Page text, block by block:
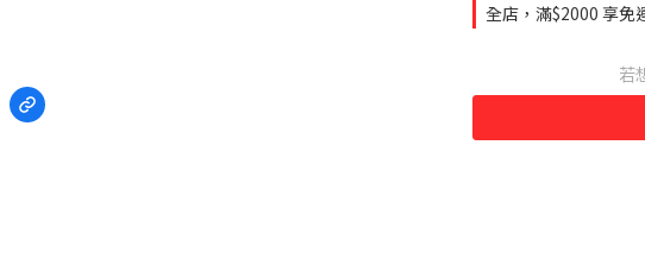
全店，滿$2000 享免
若